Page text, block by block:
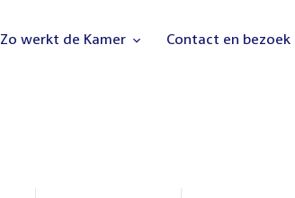
Zo werkt de Kamer Contact en bezoek